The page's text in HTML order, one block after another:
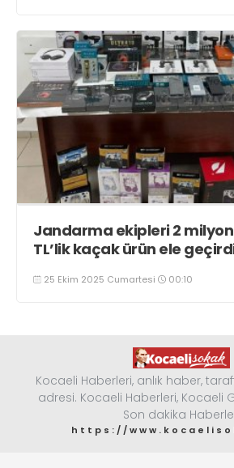
Jandarma ekipleri 2 milyon 450 bin
TL’lik kaçak ürün ele
25 Ekim 2025 Cumartesi 00:10
Kocaeli Haberleri, anlık haber,
adresi. Kocaeli Haberleri, Kocaeli
Son dakika
https://